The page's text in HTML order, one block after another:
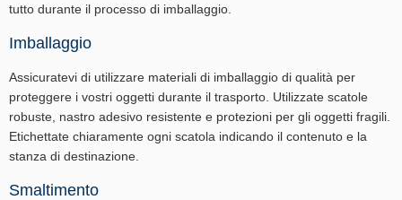
tutto durante il processo di imballaggio.
Imballaggio
Assicuratevi di utilizzare materiali di imballaggio di qualità per
proteggere i vostri oggetti durante il trasporto. Utilizzate scatole
robuste, nastro adesivo resistente e protezioni per gli oggetti fragili.
Etichettate chiaramente ogni scatola indicando il contenuto e la
stanza di destinazione.
Smaltimento